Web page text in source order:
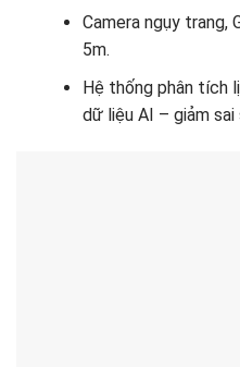
Camera ngụy trang,
5m.
Hệ thống phân tích
dữ liệu AI – giảm